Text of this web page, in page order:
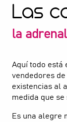
Las
la
Aquí todo está
vendedores
existencias al
medida que se
Es una alegre